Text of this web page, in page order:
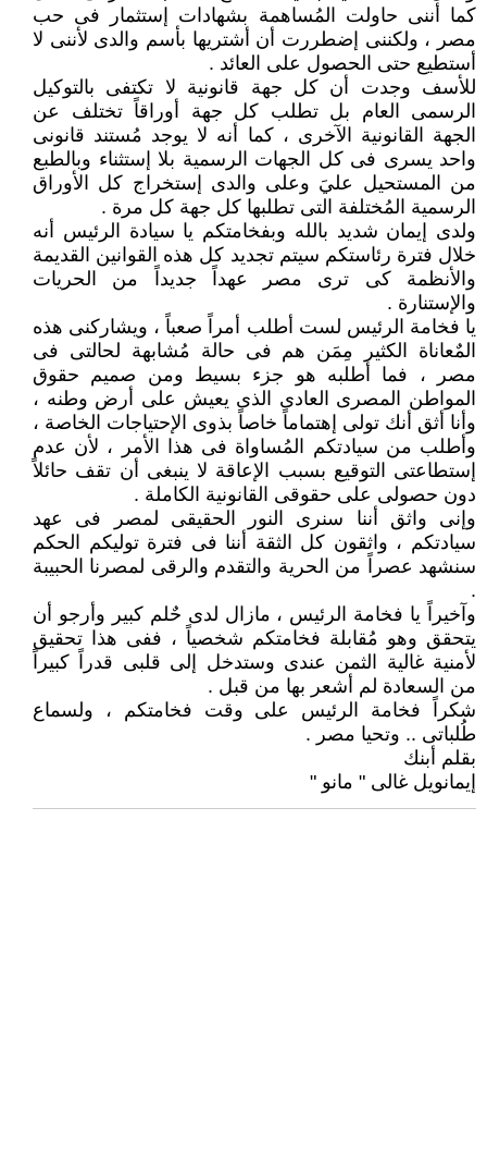
كما أننى حاولت المُساهمة بشهادات إستثمار فى حب
مصر ، ولكننى إضطررت أن أشتريها بأسم والدى لأننى لا
أستطيع حتى الحصول على العائد .
للأسف وجدت أن كل جهة قانونية لا تكتفى بالتوكيل
الرسمى العام بل تطلب كل جهة أوراقاً تختلف عن
الجهة القانونية الآخرى ، كما أنه لا يوجد مُستند قانونى
واحد يسرى فى كل الجهات الرسمية بلا إستثناء وبالطبع
من المستحيل عليَ وعلى والدى إستخراج كل الأوراق
الرسمية المُختلفة التى تطلبها كل جهة كل مرة .
ولدى إيمان شديد بالله وبفخامتكم يا سيادة الرئيس أنه
خلال فترة رئاستكم سيتم تجديد كل هذه القوانين القديمة
والأنظمة كى ترى مصر عهداً جديداً من الحريات
والإستنارة .
يا فخامة الرئيس لست أطلب أمراً صعباً ، ويشاركنى هذه
المٌعاناة الكثير مِمَن هم فى حالة مُشابهة لحالتى فى
مصر ، فما أطلبه هو جزء بسيط ومن صميم حقوق
المواطن المصرى العادى الذى يعيش على أرض وطنه ،
وأنا أثق أنك تولى إهتماماً خاصاً بذوى الإحتياجات الخاصة ،
وأطلب من سيادتكم المُساواة فى هذا الأمر ، لأن عدم
إستطاعتى التوقيع بسبب الإعاقة لا ينبغى أن تقف حائلاً
دون حصولى على حقوقى القانونية الكاملة .
وإنى واثق أننا سنرى النور الحقيقى لمصر فى عهد
سيادتكم ، واثقون كل الثقة أننا فى فترة توليكم الحكم
سنشهد عصراً من الحرية والتقدم والرقى لمصرنا الحبيبة
.
وآخيراً يا فخامة الرئيس ، مازال لدى حٌلم كبير وأرجو أن
يتحقق وهو مُقابلة فخامتكم شخصياً ، ففى هذا تحقيق
لأمنية غالية الثمن عندى وستدخل إلى قلبى قدراً كبيراً
من السعادة لم أشعر بها من قبل .
شكراً فخامة الرئيس على وقت فخامتكم ، ولسماع
طُلباتى .. وتحيا مصر .
بقلم أبنك
إيمانويل غالى " مانو "